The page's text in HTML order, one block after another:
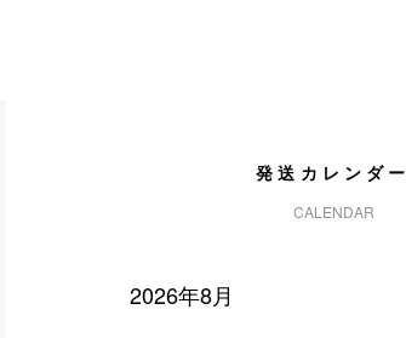
発送カレンダー
CALENDAR
2026年8月